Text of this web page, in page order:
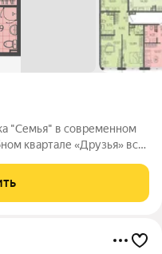
"Семья" в современном
квартале «Друзья» все
и антикафе для